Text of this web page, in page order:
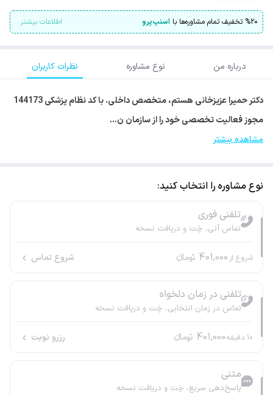
%۲۰ تخفیف تمام مشاوره‌ها با اسنپ‌پرو اطلاعات بیشتر
درباره من نوع مشاوره نظرات کاربران
دکتر حمیرا عزیزخانی هستم، متخصص داخلی. با کد نظام پزشکی 144173
مجوز فعالیت تخصصی خود را از سازمان ن…
مشاهده بیشتر
نوع مشاوره را انتخاب کنید:
تلفنی فوری
تماس آنی، چَت و دریافت نسخه
شروع از 401,000 تومانء شروع تماس
تلفنی در زمان دلخواه
تماس در زمان انتخابی، چَت و دریافت نسخه
10 دقیقه401,000 تومانء رزرو نوبت
متنی
پاسخ‌دهی سریع، چَت و دریافت نسخه